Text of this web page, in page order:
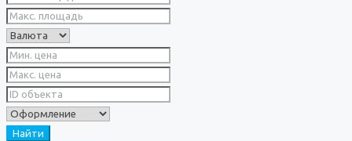
Найти